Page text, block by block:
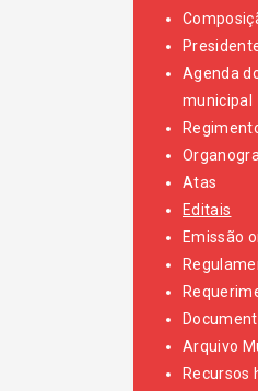
Agenda
municipal
Atas
Editais
Emissão
Arquivo
Recursos